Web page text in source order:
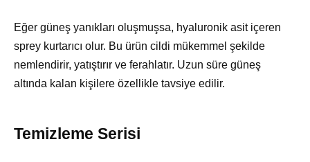
Eğer güneş yanıkları oluşmuşsa, hyaluronik asit içeren
sprey kurtarıcı olur. Bu ürün cildi mükemmel şekilde
nemlendirir, yatıştırır ve ferahlatır. Uzun süre güneş
altında kalan kişilere özellikle tavsiye edilir.
Temizleme Serisi